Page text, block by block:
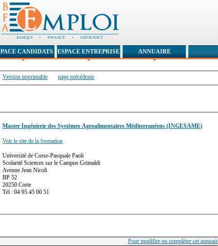
Version imprimable page précédente
Master Ingénierie des Systèmes Agroalimentaires Méditerranéens (INGESAME)
Voir le site de la formation
Université de Corse-Pasquale Paoli
Scolarité Sciences sur le Campus Grimaldi
Avenue Jean Nicoli
BP 52
20250 Corte
Tél : 04 95 45 00 51
Pour modifier ou complèter cet
CANDIDATS ESPACE ENTREPRISE ANNUAIRE